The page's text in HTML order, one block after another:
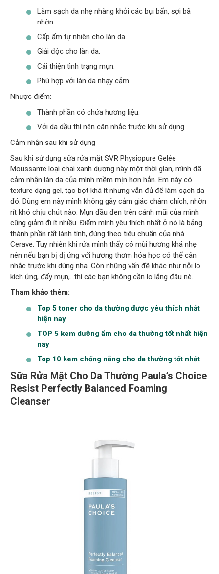
Làm sạch da nhẹ nhàng khỏi các bụi bẩn, sợi bã
nhờn.
Cấp ẩm tự nhiên cho làn da.
Giải độc cho làn da.
Cải thiện tình trạng mụn.
Phù hợp với làn da nhạy cảm.
Nhược điểm:
Thành phần có chứa hương liệu.
Với da dầu thì nên cân nhắc trước khi sử dụng.
Cảm nhận sau khi sử dụng
Sau khi sử dụng sữa rửa mặt SVR Physiopure Gelée
Moussante loại chai xanh dương này một thời gian, mình đã
cảm nhận làn da của mình mềm mịn hơn hẳn. Em này có
texture dạng gel, tạo bọt khá ít nhưng vẫn đủ để làm sạch da
đó. Dùng em này mình không gây cảm giác châm chích, nhờn
rít khó chịu chút nào. Mụn đầu đen trên cánh mũi của mình
cũng giảm đi ít nhiều. Điểm mình yêu thích nhất ở nó là bảng
thành phần rất lành tính, đúng theo tiêu chuẩn của nhà
Cerave. Tuy nhiên khi rửa mình thấy có mùi hương khá nhẹ
nên nếu bạn bị dị ứng với hương thơm hóa học có thể cân
nhắc trước khi dùng nha. Còn những vấn đề khác như nỗi lo
kích ứng, đẩy mụn,…thì các bạn không cần lo lắng đâu nè.
Tham khảo thêm:
Top 5 toner cho da thường được yêu thích nhất
hiện nay
TOP 5 kem dưỡng ẩm cho da thường tốt nhất hiện
nay
Top 10 kem chống nắng cho da thường tốt nhất
Sữa Rửa Mặt Cho Da Thường Paula’s Choice
Resist Perfectly Balanced Foaming
Cleanser